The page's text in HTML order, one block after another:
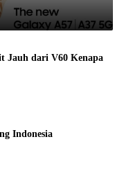
Jauh dari V60 Kenapa
Indonesia